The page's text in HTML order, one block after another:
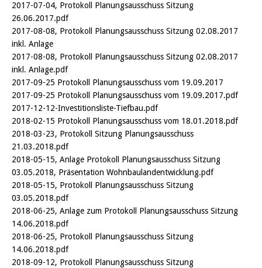
2017-07-04, Protokoll Planungsausschuss Sitzung
26.06.2017.pdf
2017-08-08, Protokoll Planungsausschuss Sitzung 02.08.2017
inkl. Anlage
2017-08-08, Protokoll Planungsausschuss Sitzung 02.08.2017
inkl. Anlage.pdf
2017-09-25 Protokoll Planungsausschuss vom 19.09.2017
2017-09-25 Protokoll Planungsausschuss vom 19.09.2017.pdf
2017-12-12-Investitionsliste-Tiefbau.pdf
2018-02-15 Protokoll Planungsausschuss vom 18.01.2018.pdf
2018-03-23, Protokoll Sitzung Planungsausschuss
21.03.2018.pdf
2018-05-15, Anlage Protokoll Planungsausschuss Sitzung
03.05.2018, Präsentation Wohnbaulandentwicklung.pdf
2018-05-15, Protokoll Planungsausschuss Sitzung
03.05.2018.pdf
2018-06-25, Anlage zum Protokoll Planungsausschuss Sitzung
14.06.2018.pdf
2018-06-25, Protokoll Planungsausschuss Sitzung
14.06.2018.pdf
2018-09-12, Protokoll Planungsausschuss Sitzung